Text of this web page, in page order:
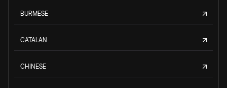
BURMESE
CATALAN
CHINESE